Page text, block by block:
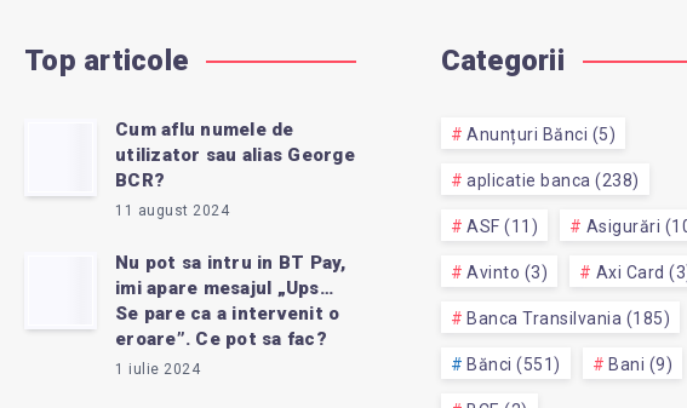
Top articole
Cum aflu numele de
utilizator sau alias George
BCR?
11 august 2024
Nu pot sa intru in BT Pay,
imi apare mesajul „Ups…
Se pare ca a intervenit o
eroare”. Ce pot sa fac?
1 iulie 2024
Categorii
Anunțuri Bănci (5)
aplicatie banca (238)
ASF (11) Asigurări
Avinto (3) Axi Card
Banca Transilvania (185)
Bănci (551) Bani (9)